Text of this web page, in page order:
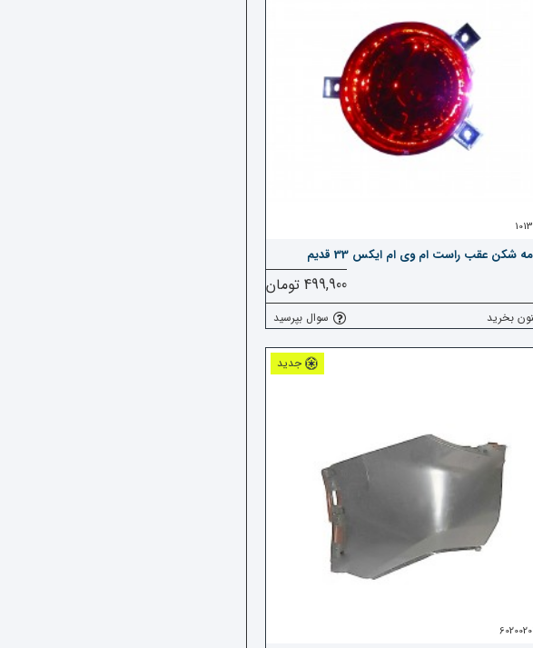
شکن عقب راست ام وی ام ایکس 33 قدیم
499,900 تومان
بخرید سوال بپرسید
جدید